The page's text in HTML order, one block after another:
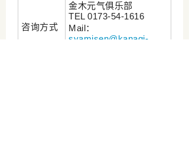
咨询方式
金木元气俱乐部
TEL 0173-54-1616
Mail：
syamisen@kanagi-